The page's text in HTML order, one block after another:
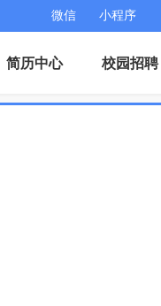
微信 小程序
简历中心 校园招聘